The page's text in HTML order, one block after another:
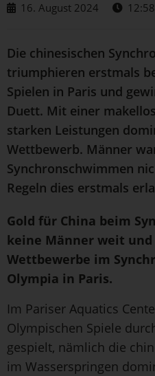
16. August 2024
12:58
Die chinesischen
triumphieren erstmals
Spielen in Paris und
Duett. Mit einer
starken Leistungen
Wettbewerb. Männer
Synchronschwimmen
Regeln dies erstmals
Gold für China beim
keine Männer weit
Wettbewerbe im
Olympia in Paris.
Im Pariser Aquatics
Olympischen Spiele
gespielt, nämlich die
im Wasserspringen